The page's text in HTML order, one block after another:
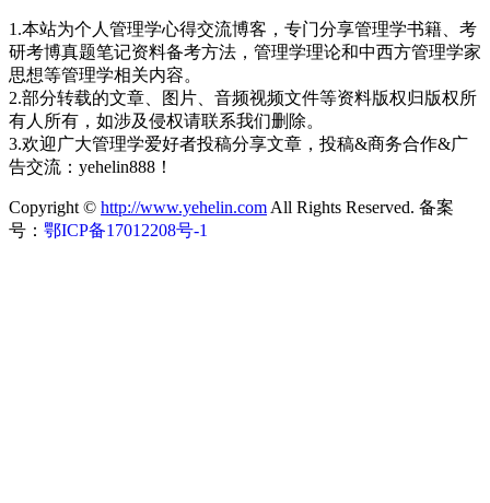
1.本站为个人管理学心得交流博客，专门分享管理学书籍、考
研考博真题笔记资料备考方法，管理学理论和中西方管理学家
思想等管理学相关内容。
2.部分转载的文章、图片、音频视频文件等资料版权归版权所
有人所有，如涉及侵权请联系我们删除。
3.欢迎广大管理学爱好者投稿分享文章，投稿&商务合作&广
告交流：yehelin888！
Copyright © http://www.yehelin.com All Rights Reserved. 备案
号： 鄂ICP备17012208号-1